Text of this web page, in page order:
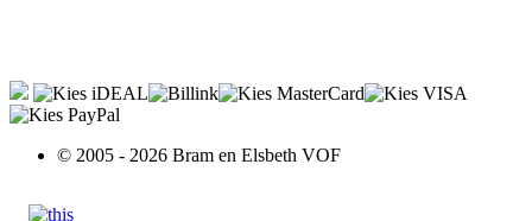
© 2005 - 2026 Bram en Elsbeth VOF